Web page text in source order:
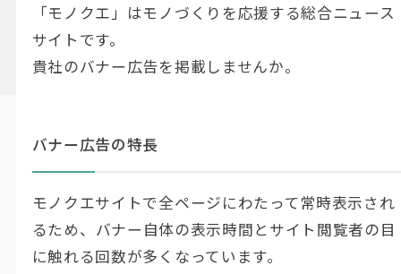
「モノクエ」はモノづくりを応援する総合ニュース
サイトです。
貴社のバナー広告を掲載しませんか。
バナー広告の特長
モノクエサイトで全ページにわたって常時表示され
るため、 バナー自体の表示時間とサイト閲覧者の目
に触れる回数が多くなっています。